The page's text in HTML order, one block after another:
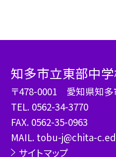
知多市立東部中
〒478-0001 愛知県知
TEL. 0562-34-3770
FAX. 0562-35-0963
MAIL. tobu-j@chita-
サイトマップ